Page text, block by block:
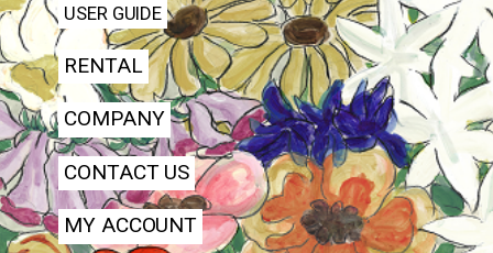
USER GUIDE
RENTAL
COMPANY
CONTACT US
MY ACCOUNT